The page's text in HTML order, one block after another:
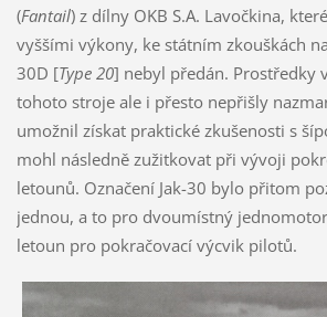
(Fantail) z dílny OKB S.A. Lavočkina,
vyššími výkony, ke státním zkouškách
30D [Type 20] nebyl předán. Prostředky
tohoto stroje ale i přesto nepřišly
umožnil získat praktické zkušenosti s
mohl následně zužitkovat při vývoji
letounů. Označení Jak-30 bylo přitom
jednou, a to pro dvoumístný
letoun pro pokračovací výcvik pilotů.